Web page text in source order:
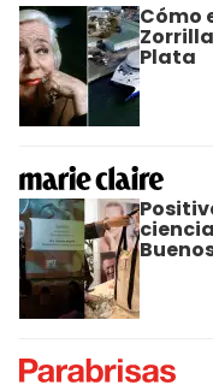
Cómo
Plata